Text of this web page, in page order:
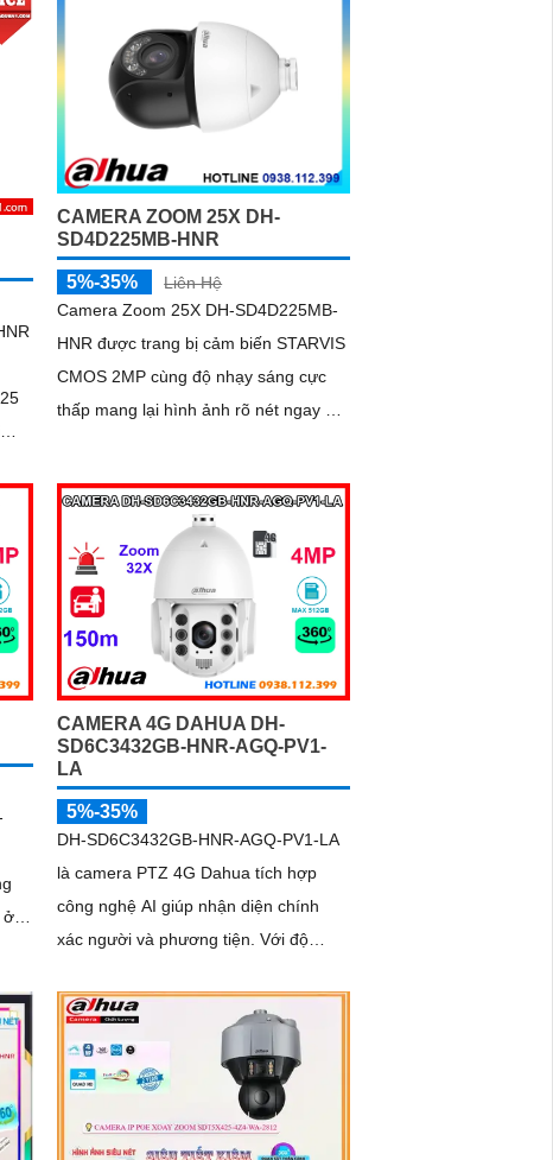
CAMERA ZOOM 25X DH-
SD4D225MB-HNR
5%-35%
Liên Hệ
Camera Zoom 25X DH-SD4D225MB-
HNR được trang bị cảm biến STARVIS
CMOS 2MP cùng độ nhạy sáng cực
thấp mang lại hình ảnh rõ nét ngay cả
sáng kép thông minh với tầm xa hồng
ngoại 100m và LED ấm 50m Tính
năng quay quét linh hoạt cùng chuẩn
chống nước IP67 giúp quan sát ổn
định ngoài trời
ở
CAMERA 4G DAHUA DH-
SD6C3432GB-HNR-AGQ-PV1-
LA
5%-35%
DH-SD6C3432GB-HNR-AGQ-PV1-LA
là camera PTZ 4G Dahua tích hợp
công nghệ AI giúp nhận diện chính
xác người và phương tiện. Với độ
nhìn ban đêm hồng ngoại 150m và
hình ảnh có màu trong khoảng cách
50m, camera đảm bảo quan sát rõ nét